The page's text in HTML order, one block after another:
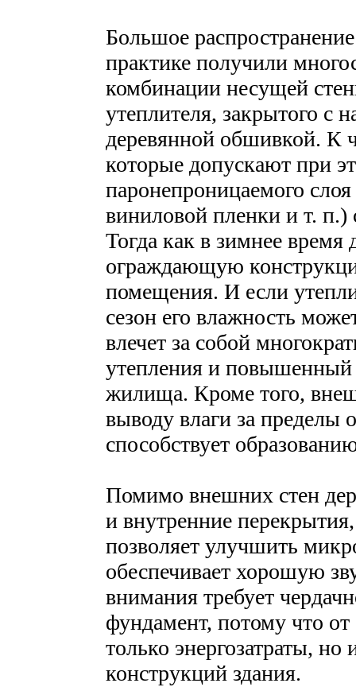
Большое
практике получили
комбинации несущей
утеплителя, закрытого с
деревянной обшивкой. К
которые допускают при
паронепроницаемого
виниловой пленки и т.
Тогда как в зимнее
ограждающую
помещения. И если
сезон его влажность
влечет за собой
утепления и повышенный
жилища. Кроме того,
выводу влаги за
способствует
Помимо внешних стен
и внутренние
позволяет улучшить
обеспечивает хорошую
внимания требует
фундамент, потому что от
только энергозатраты,
конструкций здания.